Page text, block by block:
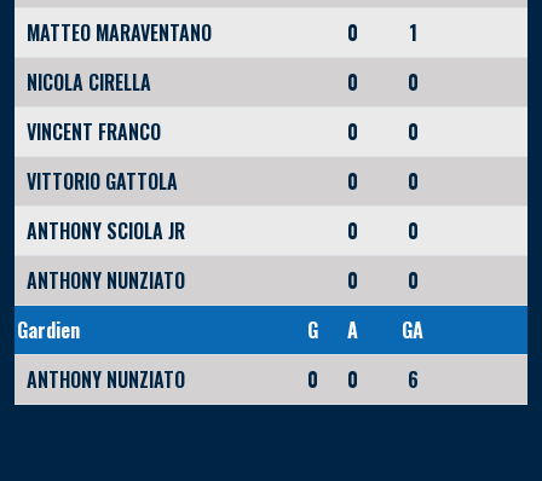
MATTEO MARAVENTANO
0
1
NICOLA CIRELLA
0
0
VINCENT FRANCO
0
0
VITTORIO GATTOLA
0
0
ANTHONY SCIOLA JR
0
0
ANTHONY NUNZIATO
0
0
Gardien
G A
GA
ANTHONY NUNZIATO
0 0 6